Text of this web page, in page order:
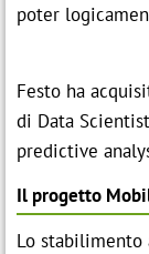
poter
Festo ha
di Data
predictive
Il progetto
Lo stabilimento